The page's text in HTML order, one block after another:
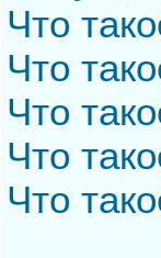
Что
Что
Что
Что
Что